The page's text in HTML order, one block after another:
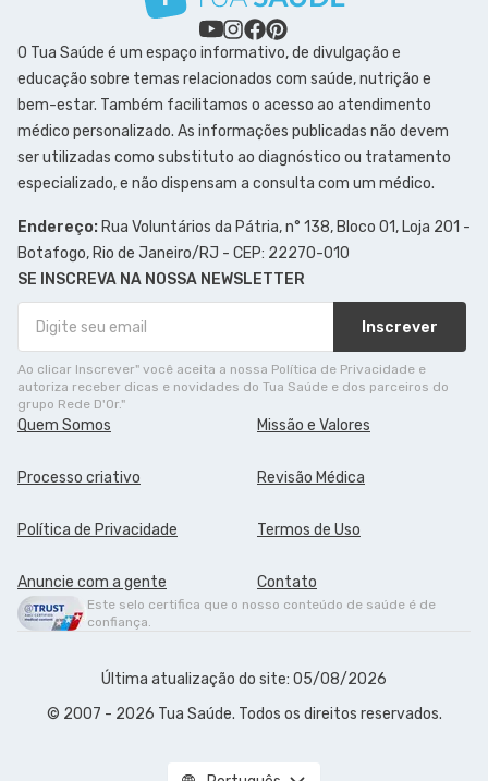
O Tua Saúde é um espaço informativo, de divulgação e
educação sobre temas relacionados com saúde, nutrição e
bem-estar. Também facilitamos o acesso ao atendimento
médico personalizado. As informações publicadas não devem
ser utilizadas como substituto ao diagnóstico ou tratamento
especializado, e não dispensam a consulta com um médico.
Endereço: Rua Voluntários da Pátria, n° 138, Bloco 01, Loja 201 -
Botafogo, Rio de Janeiro/RJ - CEP: 22270-010
SE INSCREVA NA NOSSA NEWSLETTER
Inscrever
Ao clicar Inscrever" você aceita a nossa Política de Privacidade e
autoriza receber dicas e novidades do Tua Saúde e dos parceiros do
grupo Rede D'Or."
Quem Somos Missão e Valores
Processo criativo Revisão Médica
Política de Privacidade Termos de Uso
Anuncie com a gente Contato
Este selo certifica que o nosso conteúdo de saúde é de
confiança.
Última atualização do site: 05/08/2026
© 2007 - 2026 Tua Saúde. Todos os direitos reservados.